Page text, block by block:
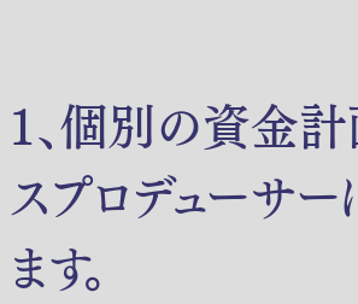
１、個別の資金
スプロデューサ
ます。